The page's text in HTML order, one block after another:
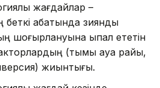
жағдайлар –
қабатында зиянды
шоғырлануына ықпал ететін
(тымық ауа райы,
жиынтығы.